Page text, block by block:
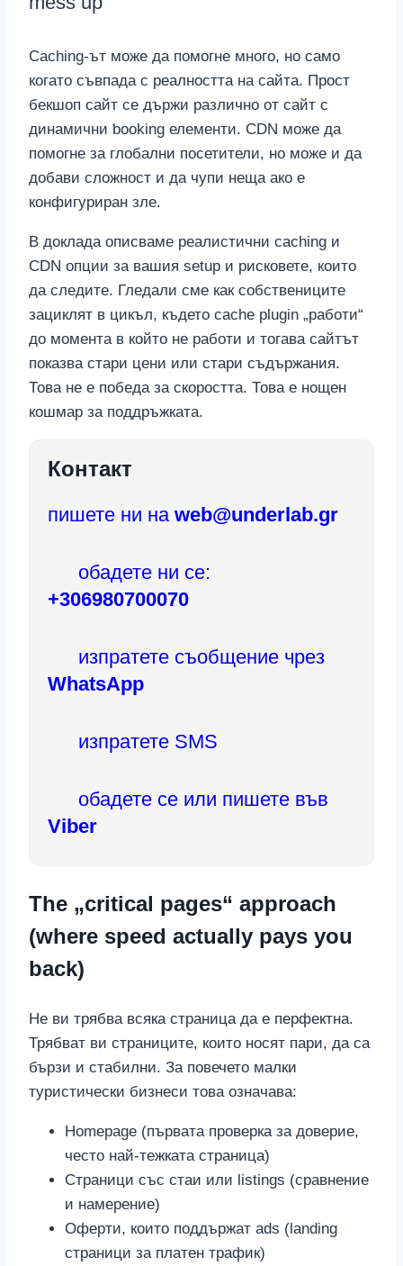
Caching-ът може да помогне много, но само
когато съвпада с реалността на сайта. Прост
бекшоп сайт се държи различно от сайт с
динамични booking елементи. CDN може да
помогне за глобални посетители, но може и да
добави сложност и да чупи неща ако е
конфигуриран зле.
В доклада описваме реалистични caching и
CDN опции за вашия setup и рисковете, които
да следите. Гледали сме как собствениците
зациклят в цикъл, където cache plugin „работи“
до момента в който не работи и тогава сайтът
показва стари цени или стари съдържания.
Това не е победа за скоростта. Това е нощен
кошмар за поддръжката.
Контакт
пишете ни на web@underlab.gr
обадете ни се:
+306980700070
изпратете съобщение чрез
WhatsApp
изпратете SMS
обадете се или пишете във
Viber
The „critical pages“ approach
(where speed actually pays you
back)
Не ви трябва всяка страница да е перфектна.
Трябват ви страниците, които носят пари, да са
бързи и стабилни. За повечето малки
туристически бизнеси това означава:
Homepage (първата проверка за доверие,
често най-тежката страница)
Страници със стаи или listings (сравнение
и намерение)
Оферти, които поддържат ads (landing
страници за платен трафик)